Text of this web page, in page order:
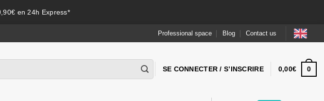
en 24h Express*
Professional space Blog Contact us
SE CONNECTER / S’INSCRIRE 0,00€ 0